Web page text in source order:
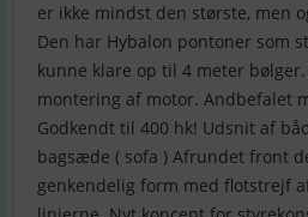
er ikke mindst den største, men
Den har Hybalon pontoner som
kunne klare op til 4 meter
montering af motor. Andbefalet
Godkendt til 400 hk! Udsnit af
bagsæde ( sofa ) Afrundet front
genkendelig form med flotstrejf